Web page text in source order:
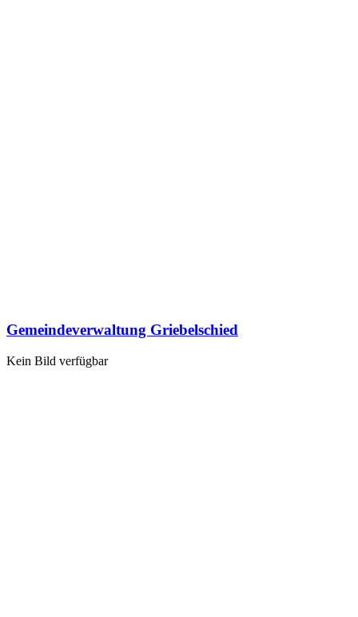
Gemeindeverwaltung Griebelschied
Kein Bild verfügbar